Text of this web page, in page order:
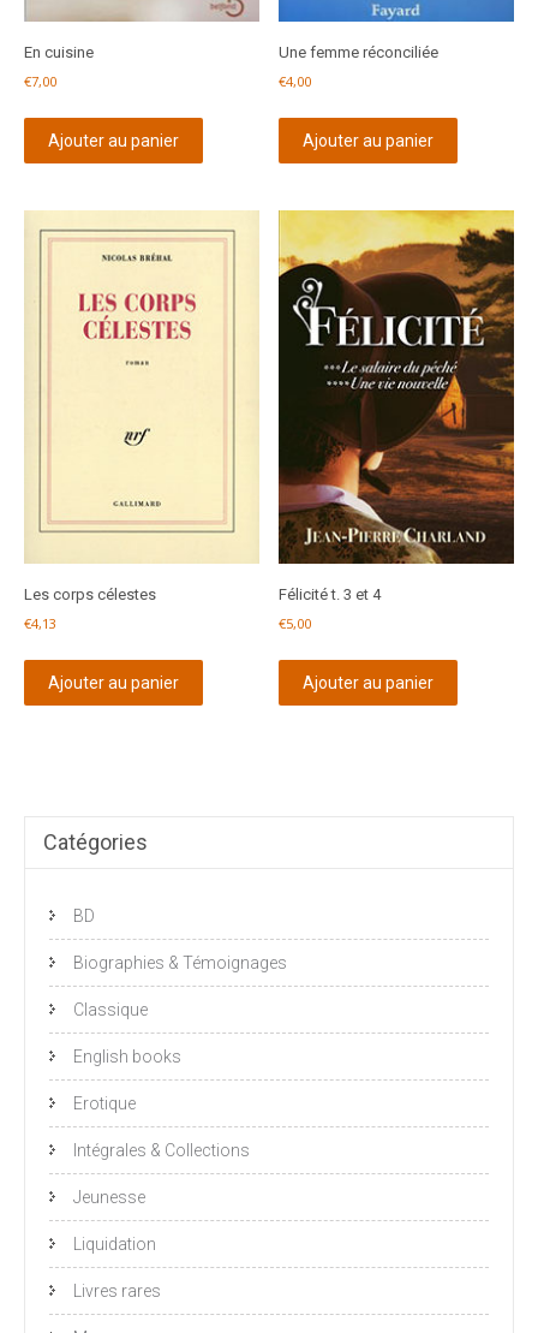
En cuisine
€7,00
Ajouter au panier
Une femme réconciliée
€4,00
Ajouter au panier
Les corps célestes
€4,13
Ajouter au panier
Félicité t. 3 et 4
€5,00
Ajouter au panier
Catégories
BD
Biographies & Témoignages
Classique
English books
Erotique
Intégrales & Collections
Jeunesse
Liquidation
Livres rares